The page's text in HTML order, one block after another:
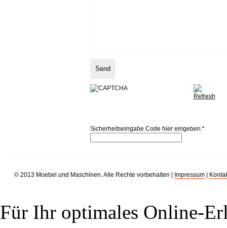
Sicherheitseingabe Code hier eingeben:*
© 2013 Moebel und Maschinen. Alle Rechte vorbehalten | Impressum|
Für Ihr optimales Online-